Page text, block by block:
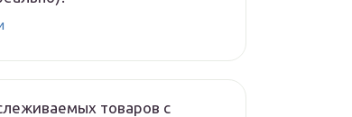
товаров с